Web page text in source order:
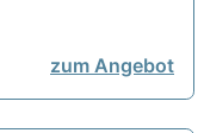
zum Angebot